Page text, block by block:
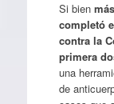
Si bien
completó
contra la
primera
una
de